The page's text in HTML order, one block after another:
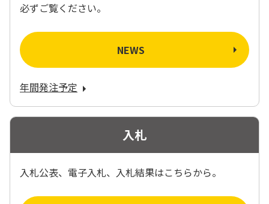
必ずご覧ください。
NEWS
年間発注予定
入札
入札公表、電子入札、入札結果はこちらから。